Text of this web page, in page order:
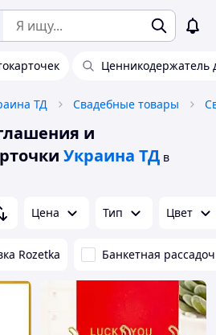
Ценникодержатель
ТД Свадебные товары
и
Украина ТД в
Цена Тип Цвет
Rozetka Банкетная